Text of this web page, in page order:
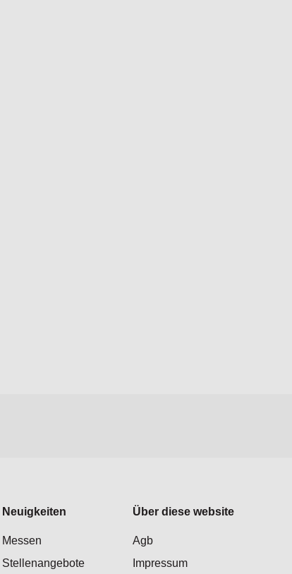
Neuigkeiten
Messen
Stellenangebote
Über diese website
Agb
Impressum